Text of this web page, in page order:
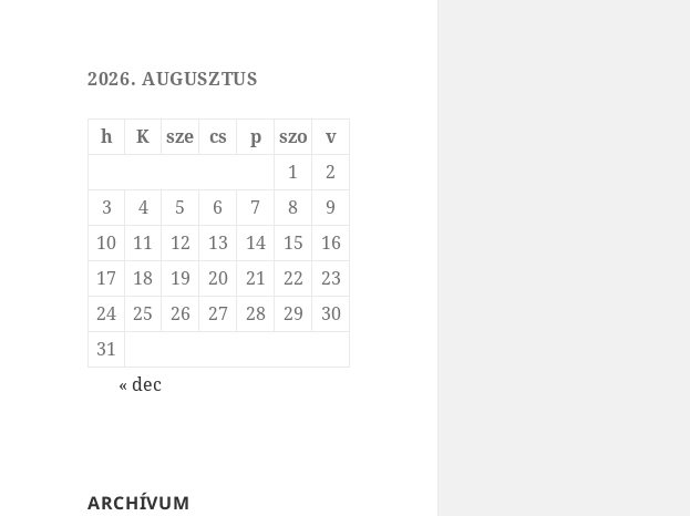
2026. AUGUSZTUS
h K sze cs p szo
v
1
2
3
4 5 6 7 8
9
10
11 12 13 14 15
16
17
18 19 20 21 22
23
24
25 26 27 28 29
30
31
« dec
ARCHÍVUM